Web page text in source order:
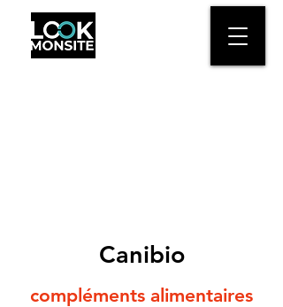
Canibio
compléments alimentaires